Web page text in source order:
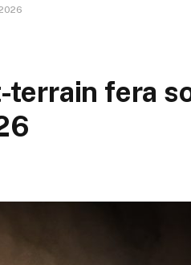
terrain fera